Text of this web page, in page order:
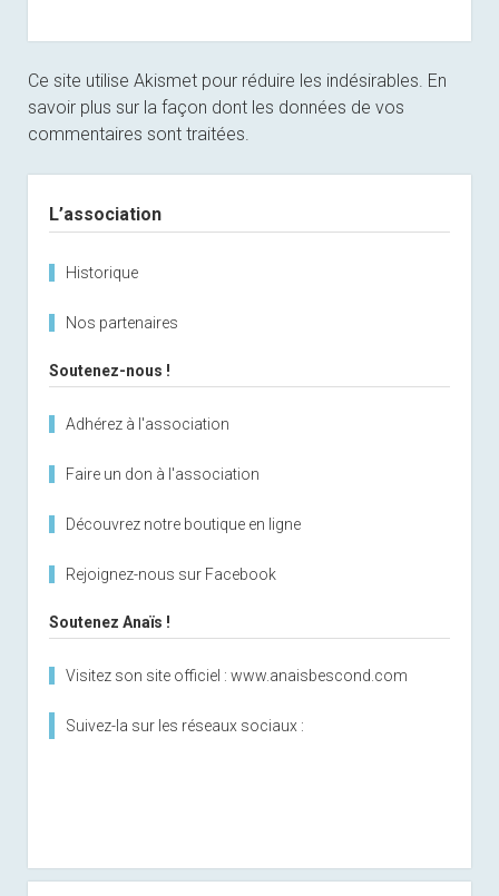
Ce site utilise Akismet pour réduire les indésirables. En
savoir plus sur la façon dont les données de vos
commentaires sont traitées.
L’association
Historique
Nos partenaires
Soutenez-nous !
Adhérez à l'association
Faire un don à l'association
Découvrez notre boutique en ligne
Rejoignez-nous sur Facebook
Soutenez Anaïs !
Visitez son site officiel : www.anaisbescond.com
Suivez-la sur les réseaux sociaux :